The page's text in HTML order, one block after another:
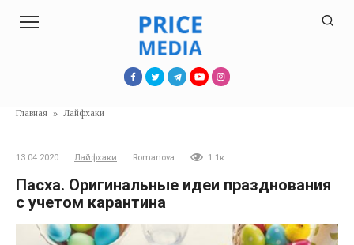
Главная » Лайфхаки
13.04.2020 Лайфхаки Romanova 1.1к.
Пасха. Оригинальные идеи празднования
с учетом карантина